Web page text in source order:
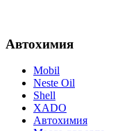
Автохимия
Mobil
Neste Oil
Shell
XADO
Автохимия